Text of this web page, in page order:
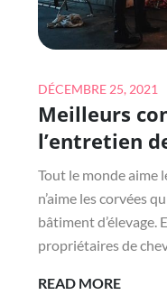
Posted
on
DÉCEMBRE 25, 2021
Meilleurs
l’entretien
Tout le monde aime
n’aime les corvées
bâtiment d’élevage.
propriétaires de
READ MORE